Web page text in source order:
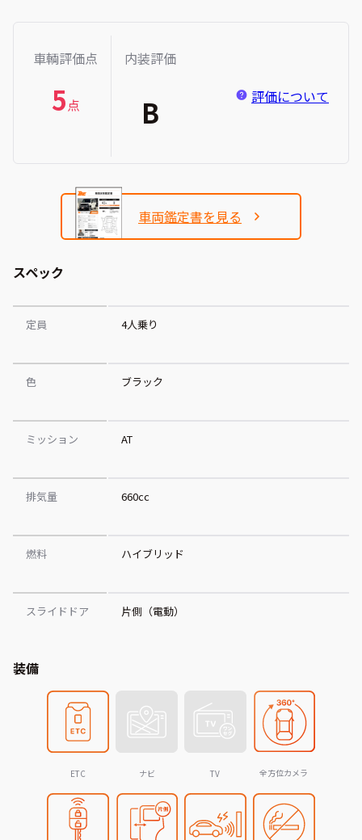
車輌評価点
5点
内装評価
B 評価について
車両鑑定書を見る
スペック
定員 4人乗り
色 ブラック
ミッション AT
排気量 660cc
燃料 ハイブリッド
スライドドア 片側（電動）
装備
ETC ナビ TV 全方位カメラ